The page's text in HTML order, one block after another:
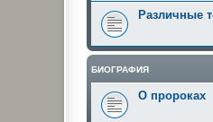
Различные
БИОГРАФИЯ
О пророках